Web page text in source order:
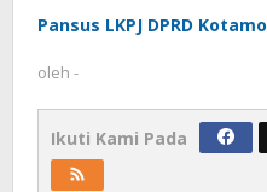
Pansus LKPJ DPRD
oleh -
Ikuti Kami Pada